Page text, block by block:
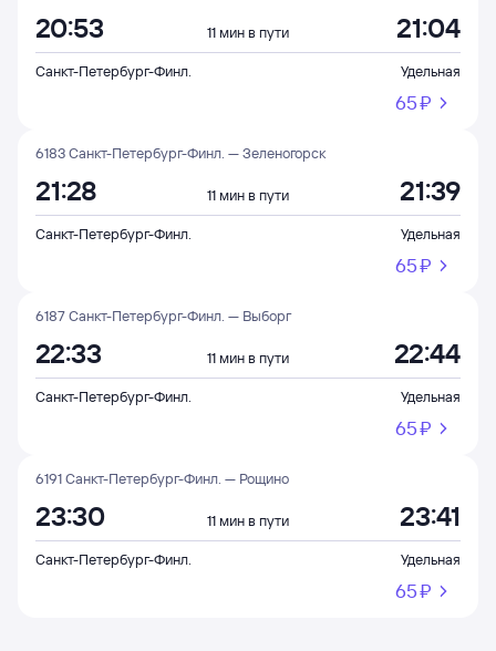
20:53 11 мин в пути 21:04
Санкт-Петербург-Финл. Удельная
65 ⁠₽
6183 Санкт-Петербург-Финл. — Зеленогорск
21:28 11 мин в пути 21:39
Санкт-Петербург-Финл. Удельная
65 ⁠₽
6187 Санкт-Петербург-Финл. — Выборг
22:33 11 мин в пути 22:44
Санкт-Петербург-Финл. Удельная
65 ⁠₽
6191 Санкт-Петербург-Финл. — Рощино
23:30 11 мин в пути 23:41
Санкт-Петербург-Финл. Удельная
65 ⁠₽